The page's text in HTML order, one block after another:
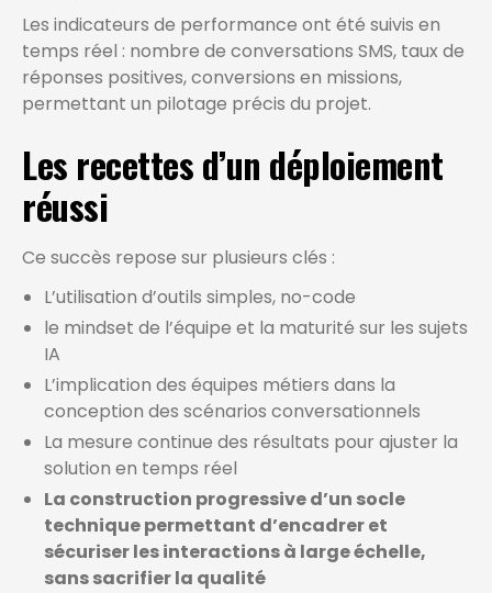
Les indicateurs de performance ont été suivis en
temps réel : nombre de conversations SMS, taux de
réponses positives, conversions en missions,
permettant un pilotage précis du projet.
Les recettes d’un déploiement
réussi
Ce succès repose sur plusieurs clés :
L’utilisation d’outils simples, no-code
le mindset de l’équipe et la maturité sur les sujets
IA
L’implication des équipes métiers dans la
conception des scénarios conversationnels
La mesure continue des résultats pour ajuster la
solution en temps réel
La construction progressive d’un socle
technique permettant d’encadrer et
sécuriser les interactions à large échelle,
sans sacrifier la qualité